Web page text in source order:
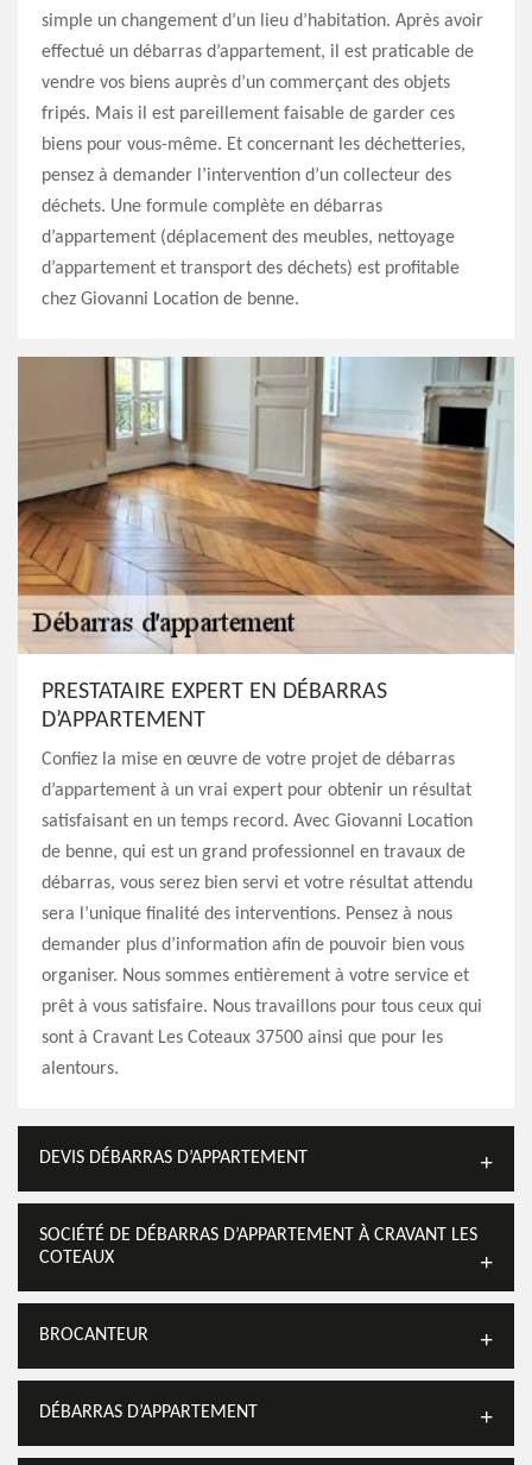
simple un changement d’un lieu d’habitation. Après avoir
effectué un débarras d’appartement, il est praticable de
vendre vos biens auprès d’un commerçant des objets
fripés. Mais il est pareillement faisable de garder ces
biens pour vous-même. Et concernant les déchetteries,
pensez à demander l’intervention d’un collecteur des
déchets. Une formule complète en débarras
d’appartement (déplacement des meubles, nettoyage
d’appartement et transport des déchets) est profitable
chez Giovanni Location de benne.
PRESTATAIRE EXPERT EN DÉBARRAS
D’APPARTEMENT
Confiez la mise en œuvre de votre projet de débarras
d’appartement à un vrai expert pour obtenir un résultat
satisfaisant en un temps record. Avec Giovanni Location
de benne, qui est un grand professionnel en travaux de
débarras, vous serez bien servi et votre résultat attendu
sera l’unique finalité des interventions. Pensez à nous
demander plus d’information afin de pouvoir bien vous
organiser. Nous sommes entièrement à votre service et
prêt à vous satisfaire. Nous travaillons pour tous ceux qui
sont à Cravant Les Coteaux 37500 ainsi que pour les
alentours.
DEVIS DÉBARRAS D’APPARTEMENT
SOCIÉTÉ DE DÉBARRAS D’APPARTEMENT À CRAVANT LES
COTEAUX
BROCANTEUR
DÉBARRAS D’APPARTEMENT